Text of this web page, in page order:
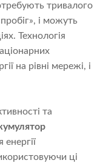
тривалого
і можуть
Технологія
на рівні мережі, і
та
енергії
ці